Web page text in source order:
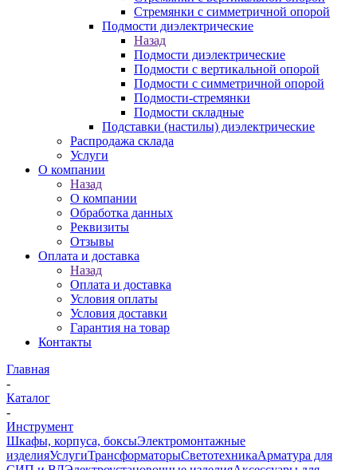
Стремянки с симметричной опорой
Подмости диэлектрические
Назад
Подмости диэлектрические
Подмости с вертикальной опорой
Подмости с симметричной опорой
Подмости-стремянки
Подмости складные
Подставки (настилы) диэлектрические
Распродажа склада
Услуги
О компании
Назад
О компании
Обработка данных
Реквизиты
Отзывы
Оплата и доставка
Назад
Оплата и доставка
Условия оплаты
Условия доставки
Гарантия на товар
Контакты
Главная
-
Каталог
-
Инструмент
Шкафы, корпуса, боксыЭлектромонтажные
изделияУслугиТрансформаторыСветотехникаАрматура для